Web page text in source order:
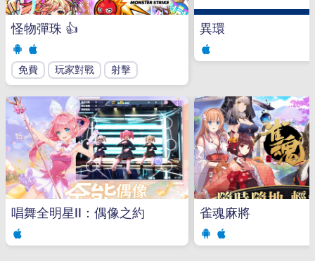
怪物彈珠 👍
免費 玩家對戰 射擊
異環
唱舞全明星II：偶像之約 雀魂麻將